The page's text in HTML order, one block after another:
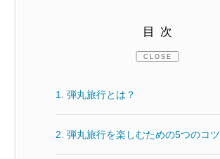
目次
CLOSE
1.弾丸旅行とは？
2.弾丸旅行を楽しむための5つのコツ